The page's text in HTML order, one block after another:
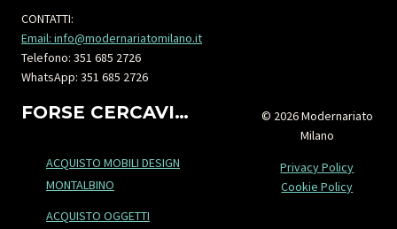
CONTATTI:
Email: info@modernariatomilano.it
Telefono: 351 685 2726
WhatsApp: 351 685 2726
FORSE CERCAVI…
ACQUISTO MOBILI DESIGN
MONTALBINO
ACQUISTO OGGETTI
© 2026 Modernariato
Milano
Privacy Policy
Cookie Policy